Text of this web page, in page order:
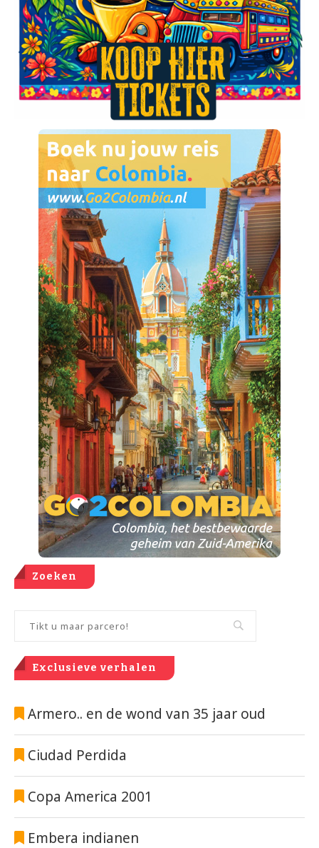
Zoeken
Exclusieve verhalen
Armero.. en de wond van 35 jaar oud
Ciudad Perdida
Copa America 2001
Embera indianen